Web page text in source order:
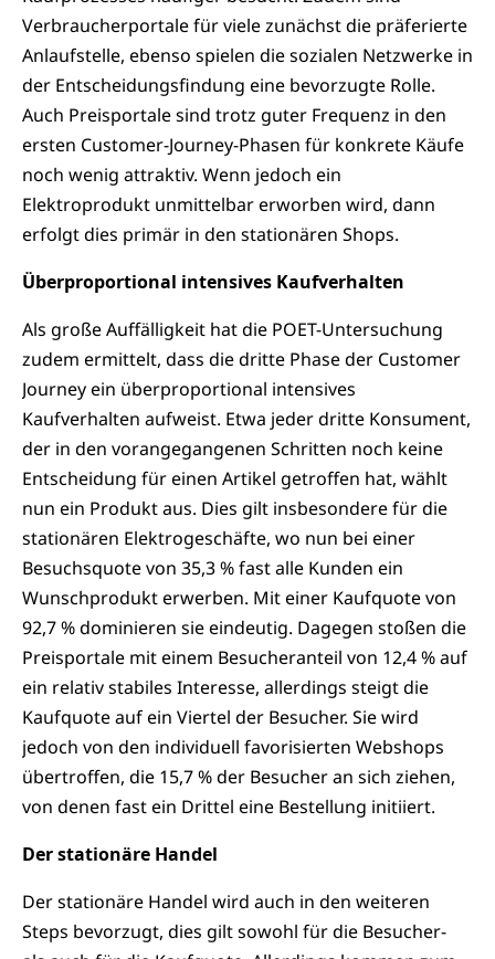
Verbraucherportale für viele zunächst die präferierte
Anlaufstelle, ebenso spielen die sozialen Netzwerke in
der Entscheidungsfindung eine bevorzugte Rolle.
Auch Preisportale sind trotz guter Frequenz in den
ersten Customer-Journey-Phasen für konkrete Käufe
noch wenig attraktiv. Wenn jedoch ein
Elektroprodukt unmittelbar erworben wird, dann
erfolgt dies primär in den stationären Shops.
Überproportional intensives Kaufverhalten
Als große Auffälligkeit hat die POET-Untersuchung
zudem ermittelt, dass die dritte Phase der Customer
Journey ein überproportional intensives
Kaufverhalten aufweist. Etwa jeder dritte Konsument,
der in den vorangegangenen Schritten noch keine
Entscheidung für einen Artikel getroffen hat, wählt
nun ein Produkt aus. Dies gilt insbesondere für die
stationären Elektrogeschäfte, wo nun bei einer
Besuchsquote von 35,3 % fast alle Kunden ein
Wunschprodukt erwerben. Mit einer Kaufquote von
92,7 % dominieren sie eindeutig. Dagegen stoßen die
Preisportale mit einem Besucheranteil von 12,4 % auf
ein relativ stabiles Interesse, allerdings steigt die
Kaufquote auf ein Viertel der Besucher. Sie wird
jedoch von den individuell favorisierten Webshops
übertroffen, die 15,7 % der Besucher an sich ziehen,
von denen fast ein Drittel eine Bestellung initiiert.
Der stationäre Handel
Der stationäre Handel wird auch in den weiteren
Steps bevorzugt, dies gilt sowohl für die Besucher-